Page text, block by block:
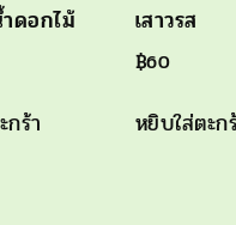
ดอกไม้
ร้า
เสาวรส
฿60
หยิบใส่ตะก